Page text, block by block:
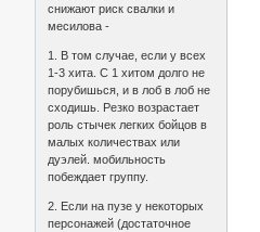
снижают риск свалки и
месилова -
1. В том случае, если у всех
1-3 хита. С 1 хитом долго не
порубишься, и в лоб в лоб не
сходишь. Резко возрастает
роль стычек легких бойцов в
малых количествах или
дуэлей. мобильность
побеждает группу.
2. Если на пузе у некоторых
персонажей (достаточное